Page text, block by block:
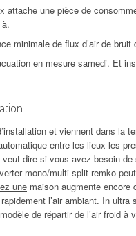
attache une pièce de
minimale de flux d’air de
en mesure samedi. Et
et viennent dans la
entre les lieux les
dire si vous avez besoin
mono/multi split remko
une maison augmente encore
l’air ambiant. In
de répartir de l’air froid à